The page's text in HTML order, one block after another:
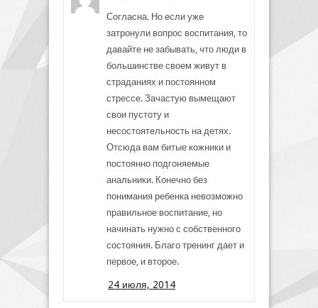
Согласна. Но если уже
затронули вопрос воспитания, то
давайте не забывать, что люди в
большинстве своем живут в
страданиях и постоянном
стрессе. Зачастую вымещают
свои пустоту и
несостоятельность на детях.
Отсюда вам битые кожники и
постоянно подгоняемые
анальники. Конечно без
понимания ребенка невозможно
правильное воспитание, но
начинать нужно с собственного
состояния. Благо тренинг дает и
первое, и второе.
24 июля, 2014